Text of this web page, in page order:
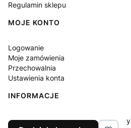
Regulamin sklepu
MOJE KONTO
Logowanie
Moje zamówienia
Przechowalnia
Ustawienia konta
INFORMACJE
MODOPUNK - Program lojalnościowy